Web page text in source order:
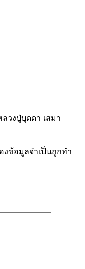
วงปู่บุดดา เสมา
งข้อมูลจำเป็นถูกทำ